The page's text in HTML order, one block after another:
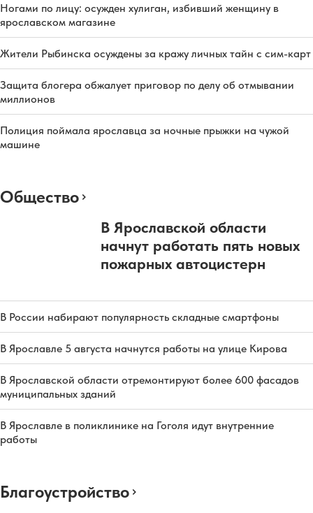
Ногами по лицу: осужден хулиган, избивший женщину в
ярославском магазине
Жители Рыбинска осуждены за кражу личных тайн с сим-карт
Защита блогера обжалует приговор по делу об отмывании
миллионов
Полиция поймала ярославца за ночные прыжки на чужой
машине
Общество
В Ярославской области
начнут работать пять новых
пожарных автоцистерн
В России набирают популярность складные смартфоны
В Ярославле 5 августа начнутся работы на улице Кирова
В Ярославской области отремонтируют более 600 фасадов
муниципальных зданий
В Ярославле в поликлинике на Гоголя идут внутренние
работы
Благоустройство